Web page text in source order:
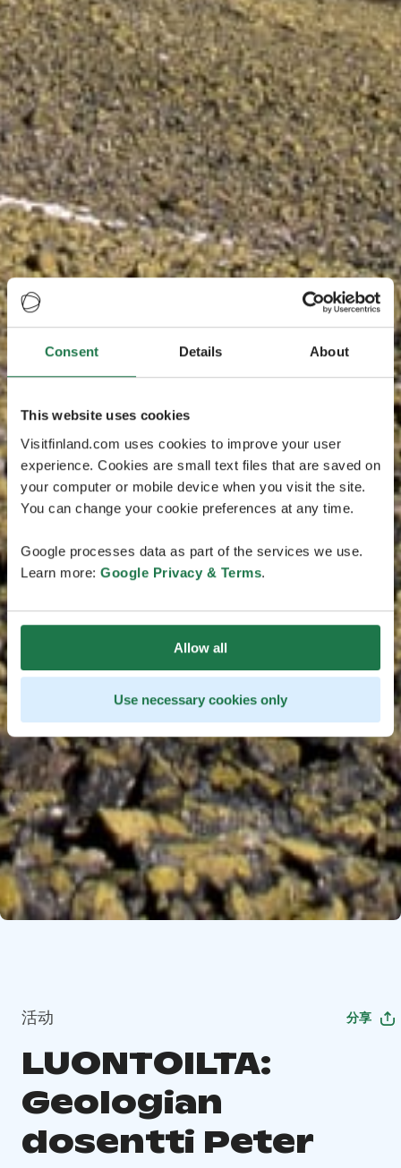
Consent Details About
This website uses cookies
Visitfinland.com uses cookies to improve your user
experience. Cookies are small text files that are saved on
your computer or mobile device when you visit the site.
You can change your cookie preferences at any time.
Google processes data as part of the services we use.
Learn more: Google Privacy & Terms.
Allow all
Use necessary cookies only
活动 分享
LUONTOILTA:
Geologian
dosentti Peter